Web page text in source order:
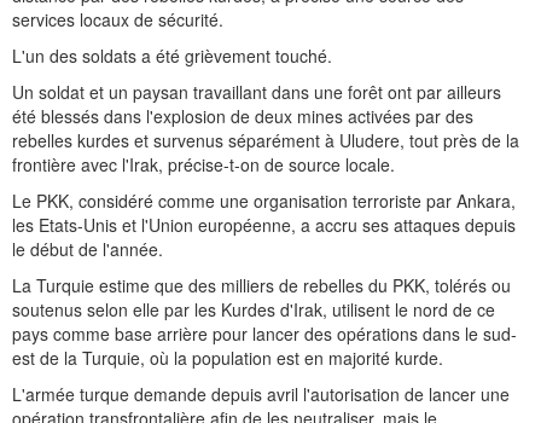
services locaux de sécurité.
L'un des soldats a été grièvement touché.
Un soldat et un paysan travaillant dans une forêt ont par ailleurs
été blessés dans l'explosion de deux mines activées par des
rebelles kurdes et survenus séparément à Uludere, tout près de la
frontière avec l'Irak, précise-t-on de source locale.
Le PKK, considéré comme une organisation terroriste par Ankara,
les Etats-Unis et l'Union européenne, a accru ses attaques depuis
le début de l'année.
La Turquie estime que des milliers de rebelles du PKK, tolérés ou
soutenus selon elle par les Kurdes d'Irak, utilisent le nord de ce
pays comme base arrière pour lancer des opérations dans le sud-
est de la Turquie, où la population est en majorité kurde.
L'armée turque demande depuis avril l'autorisation de lancer une